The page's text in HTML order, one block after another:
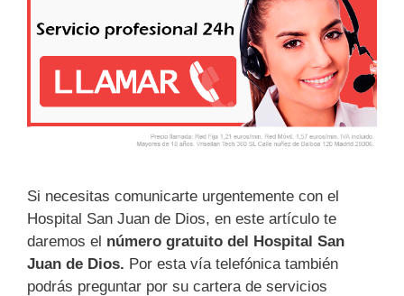
Si necesitas comunicarte urgentemente con el
Hospital San Juan de Dios, en este artículo te
daremos el número gratuito del Hospital San
Juan de Dios. Por esta vía telefónica también
podrás preguntar por su cartera de servicios